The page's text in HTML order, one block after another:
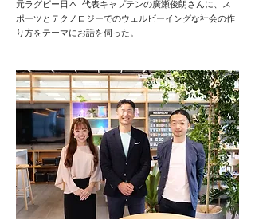
元ラグビー日本 代表キャプテンの廣瀬俊朗さんに、ス
ポーツとテクノロジーでのウェルビーイングな社会の作
り方をテーマにお話を伺った。